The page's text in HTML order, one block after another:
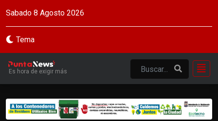
Sabado 8 Agosto 2026
Tema
Es hora de exigir más